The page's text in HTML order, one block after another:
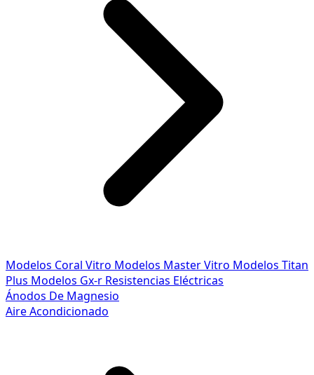
Modelos Coral Vitro Modelos Master Vitro Modelos Titan
Plus Modelos Gx-r Resistencias Eléctricas
Ánodos De Magnesio
Aire Acondicionado